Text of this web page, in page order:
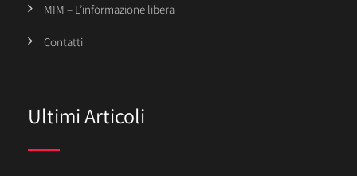
MIM – L’informazione libera
Contatti
Ultimi Articoli